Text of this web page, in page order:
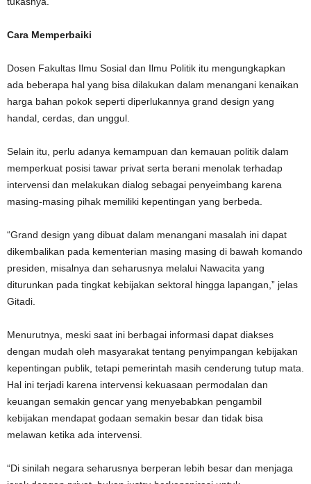
Cara Memperbaiki
Dosen Fakultas Ilmu Sosial dan Ilmu Politik itu mengungkapkan
ada beberapa hal yang bisa dilakukan dalam menangani kenaikan
harga bahan pokok seperti diperlukannya grand design yang
handal, cerdas, dan unggul.
Selain itu, perlu adanya kemampuan dan kemauan politik dalam
memperkuat posisi tawar privat serta berani menolak terhadap
intervensi dan melakukan dialog sebagai penyeimbang karena
masing-masing pihak memiliki kepentingan yang berbeda.
“Grand design yang dibuat dalam menangani masalah ini dapat
dikembalikan pada kementerian masing masing di bawah komando
presiden, misalnya dan seharusnya melalui Nawacita yang
diturunkan pada tingkat kebijakan sektoral hingga lapangan,” jelas
Gitadi.
Menurutnya, meski saat ini berbagai informasi dapat diakses
dengan mudah oleh masyarakat tentang penyimpangan kebijakan
kepentingan publik, tetapi pemerintah masih cenderung tutup mata.
Hal ini terjadi karena intervensi kekuasaan permodalan dan
keuangan semakin gencar yang menyebabkan pengambil
kebijakan mendapat godaan semakin besar dan tidak bisa
melawan ketika ada intervensi.
“Di sinilah negara seharusnya berperan lebih besar dan menjaga